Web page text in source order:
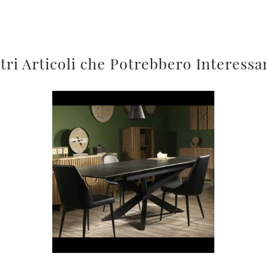
Articoli che Potrebbero